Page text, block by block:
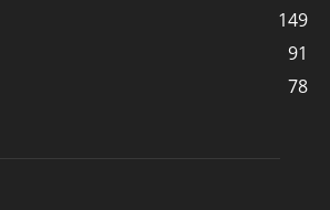
149
91
78